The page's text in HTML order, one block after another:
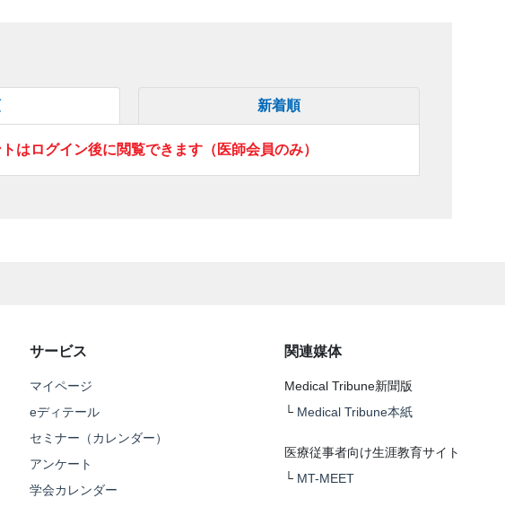
新着順
はログイン後に閲覧できます（医師会員のみ）
サービス
マイページ
eディテール
セミナー（カレンダー）
アンケート
学会カレンダー
関連媒体
Medical Tribune新聞版
└ Medical Tribune本紙
医療従事者向け生涯教育サイト
└ MT-MEET